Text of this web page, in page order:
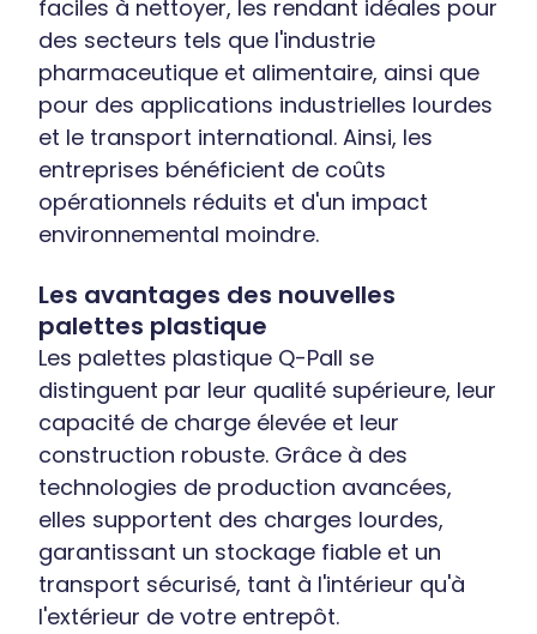
faciles à nettoyer, les rendant idéales pour
des secteurs tels que l'industrie
pharmaceutique et alimentaire, ainsi que
pour des applications industrielles lourdes
et le transport international. Ainsi, les
entreprises bénéficient de coûts
opérationnels réduits et d'un impact
environnemental moindre.
Les avantages des nouvelles
palettes plastique
Les palettes plastique Q-Pall se
distinguent par leur qualité supérieure, leur
capacité de charge élevée et leur
construction robuste. Grâce à des
technologies de production avancées,
elles supportent des charges lourdes,
garantissant un stockage fiable et un
transport sécurisé, tant à l'intérieur qu'à
l'extérieur de votre entrepôt.